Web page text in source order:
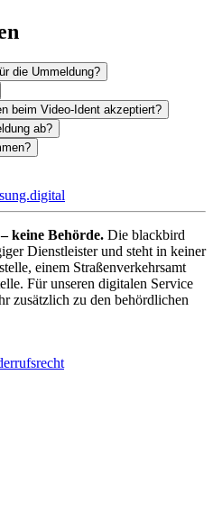
die Ummeldung?
beim Video-Ident akzeptiert?
ab?
keine Behörde. Die blackbird
Dienstleister und steht in keiner
einem Straßenverkehrsamt
Für unseren digitalen Service
zusätzlich zu den behördlichen